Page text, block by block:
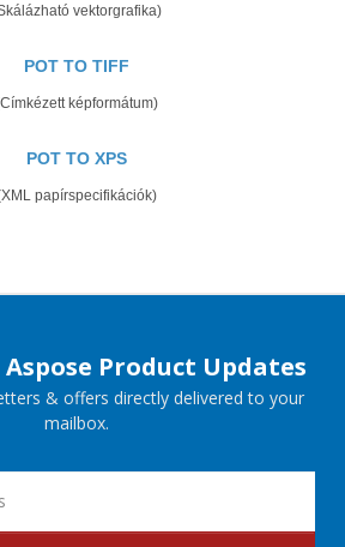
vektorgrafika)
POT TO TIFF
képformátum)
POT TO XPS
papírspecifikációk)
Product Updates
& offers directly delivered to your
mailbox.